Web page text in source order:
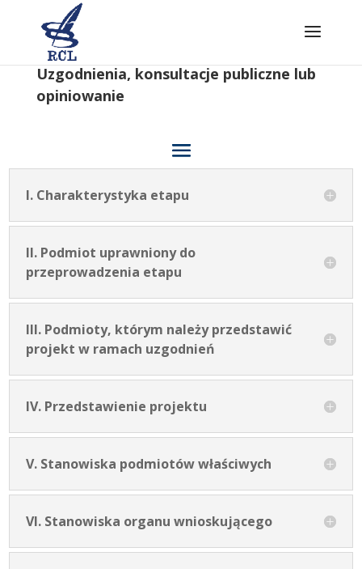
content
Uzgodnienia, konsultacje publiczne lub
opiniowanie
I. Charakterystyka etapu
II. Podmiot uprawniony do
przeprowadzenia etapu
III. Podmioty, którym należy przedstawić
projekt w ramach uzgodnień
IV. Przedstawienie projektu
V. Stanowiska podmiotów właściwych
VI. Stanowiska organu wnioskującego